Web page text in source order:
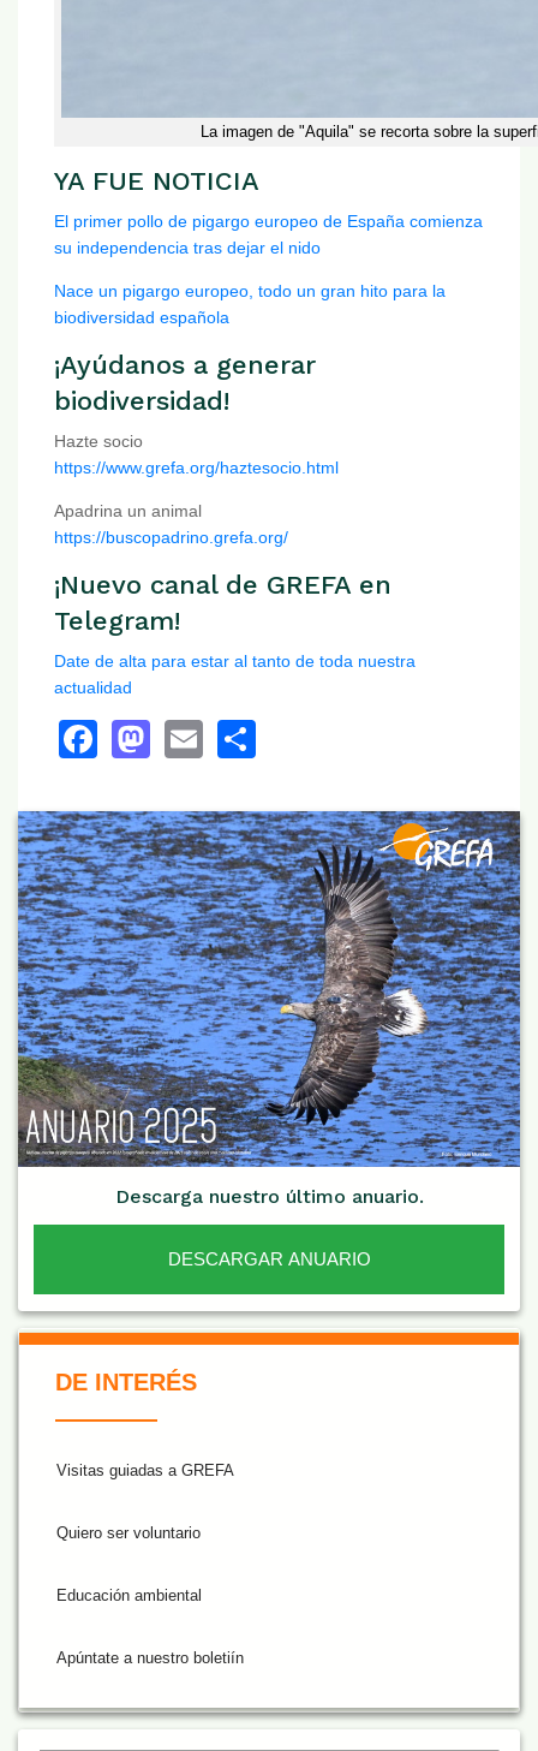
La imagen de "Aquila" se recorta sobre la
YA FUE NOTICIA
El primer pollo de pigargo europeo de España comienza
su independencia tras dejar el nido
Nace un pigargo europeo, todo un gran hito para la
biodiversidad española
¡Ayúdanos a generar
biodiversidad!
Hazte socio
https://www.grefa.org/haztesocio.html
Apadrina un animal
https://buscopadrino.grefa.org/
¡Nuevo canal de GREFA en
Telegram!
Date de alta para estar al tanto de toda nuestra
actualidad
Facebook
Mastodon
Email
Descarga nuestro último anuario.
DESCARGAR ANUARIO
De Interés NARANJA
DE INTERÉS
Visitas guiadas a GREFA
Quiero ser voluntario
Educación ambiental
Apúntate a nuestro boletiín